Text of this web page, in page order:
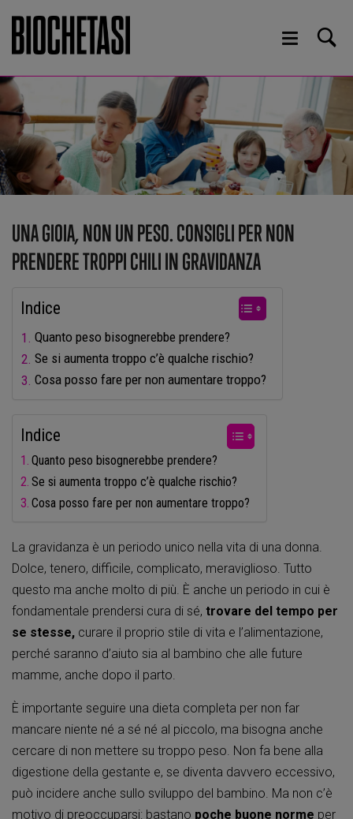
UNA GIOIA, NON UN PESO. CONSIGLI PER NON
PRENDERE TROPPI CHILI IN GRAVIDANZA
Indice
Quanto peso bisognerebbe prendere?
Se si aumenta troppo c’è qualche rischio?
Cosa posso fare per non aumentare troppo?
Indice
Quanto peso bisognerebbe prendere?
Se si aumenta troppo c’è qualche rischio?
Cosa posso fare per non aumentare troppo?
La gravidanza è un periodo unico nella vita di una donna.
Dolce, tenero, difficile, complicato, meraviglioso. Tutto
questo ma anche molto di più. È anche un periodo in cui è
fondamentale prendersi cura di sé, trovare del tempo per
se stesse, curare il proprio stile di vita e l’alimentazione,
perché saranno d’aiuto sia al bambino che alle future
mamme, anche dopo il parto.
È importante seguire una dieta completa per non far
mancare niente né a sé né al piccolo, ma bisogna anche
cercare di non mettere su troppo peso. Non fa bene alla
digestione della gestante e, se diventa davvero eccessivo,
può incidere anche sullo sviluppo del bambino. Ma non c’è
motivo di preoccuparsi: bastano poche buone norme per